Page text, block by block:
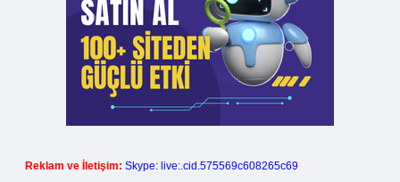
Reklam ve İletişim: Skype: live:.cid.575569c608265c69